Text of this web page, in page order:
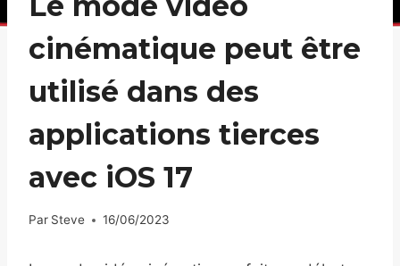
cinématique peut être
utilisé dans des
applications tierces
avec iOS 17
Par Steve 16/06/2023